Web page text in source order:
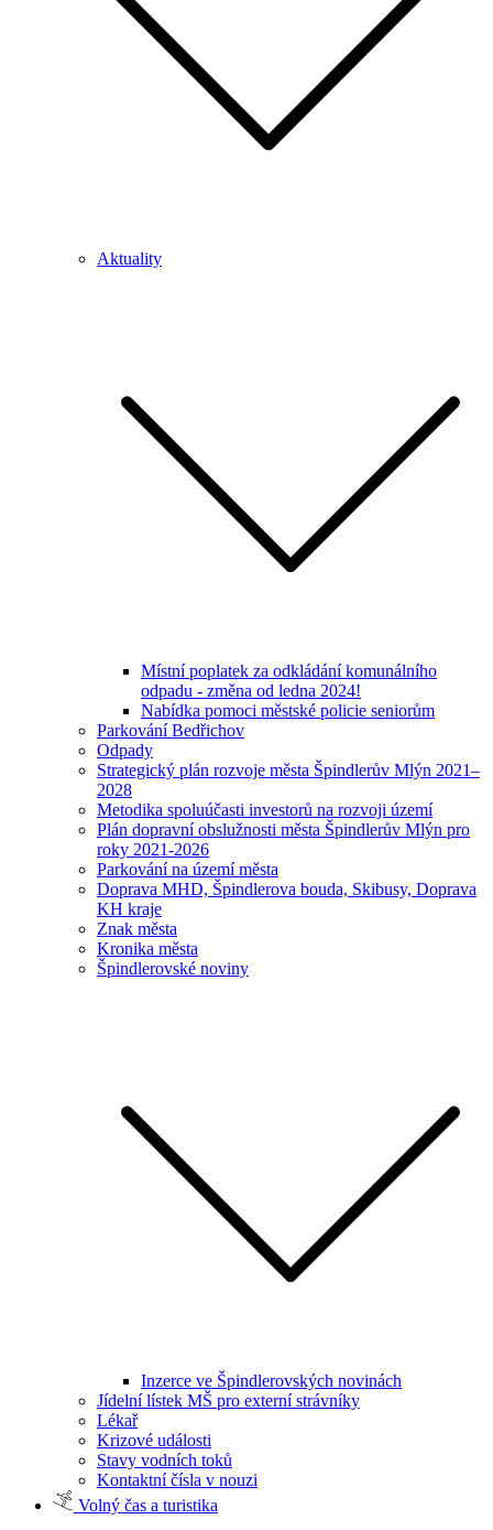
Aktuality
Místní poplatek za odkládání komunálního
odpadu - změna od ledna 2024!
Nabídka pomoci městské policie seniorům
Parkování Bedřichov
Odpady
Strategický plán rozvoje města Špindlerův Mlýn 2021–
2028
Metodika spoluúčasti investorů na rozvoji území
Plán dopravní obslužnosti města Špindlerův Mlýn pro
roky 2021-2026
Parkování na území města
Doprava MHD, Špindlerova bouda, Skibusy, Doprava
KH kraje
Znak města
Kronika města
Špindlerovské noviny
Inzerce ve Špindlerovských novinách
Jídelní lístek MŠ pro externí strávníky
Lékař
Krizové události
Stavy vodních toků
Kontaktní čísla v nouzi
Volný čas a turistika